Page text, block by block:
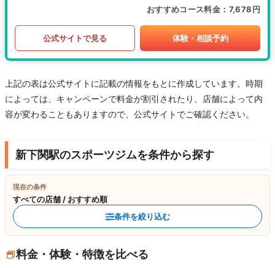
おすすめコース料金 7,678円
公式サイトで見る 体験・相談予約
上記の表は公式サイトに記載の情報をもとに作成しています。時期
によっては、キャンペーンで料金が割引されたり、店舗によって内
容が変わることもありますので、公式サイトでご確認ください。
新下関駅のスポーツジムを条件から探す
現在の条件
すべての店舗 / おすすめ順
条件を絞り込む
料金・体験・特徴を比べる